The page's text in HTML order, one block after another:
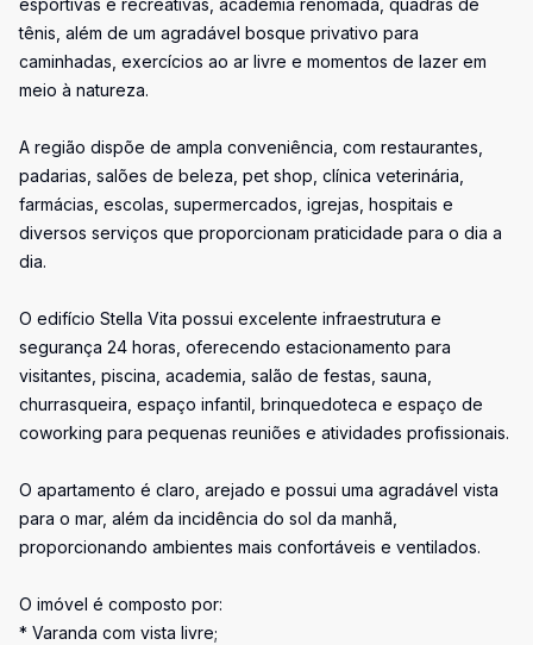
esportivas e recreativas, academia renomada, quadras de
tênis, além de um agradável bosque privativo para
caminhadas, exercícios ao ar livre e momentos de lazer em
meio à natureza.
A região dispõe de ampla conveniência, com restaurantes,
padarias, salões de beleza, pet shop, clínica veterinária,
farmácias, escolas, supermercados, igrejas, hospitais e
diversos serviços que proporcionam praticidade para o dia a
dia.
O edifício Stella Vita possui excelente infraestrutura e
segurança 24 horas, oferecendo estacionamento para
visitantes, piscina, academia, salão de festas, sauna,
churrasqueira, espaço infantil, brinquedoteca e espaço de
coworking para pequenas reuniões e atividades profissionais.
O apartamento é claro, arejado e possui uma agradável vista
para o mar, além da incidência do sol da manhã,
proporcionando ambientes mais confortáveis e ventilados.
O imóvel é composto por:
* Varanda com vista livre;